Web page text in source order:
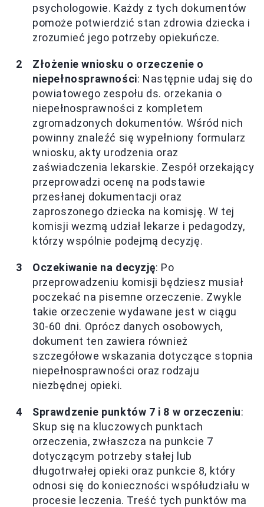
psychologowie. Każdy z tych dokumentów
pomoże potwierdzić stan zdrowia dziecka i
zrozumieć jego potrzeby opiekuńcze.
Złożenie wniosku o orzeczenie o
niepełnosprawności: Następnie udaj się do
powiatowego zespołu ds. orzekania o
niepełnosprawności z kompletem
zgromadzonych dokumentów. Wśród nich
powinny znaleźć się wypełniony formularz
wniosku, akty urodzenia oraz
zaświadczenia lekarskie. Zespół orzekający
przeprowadzi ocenę na podstawie
przesłanej dokumentacji oraz
zaproszonego dziecka na komisję. W tej
komisji wezmą udział lekarze i pedagodzy,
którzy wspólnie podejmą decyzję.
Oczekiwanie na decyzję: Po
przeprowadzeniu komisji będziesz musiał
poczekać na pisemne orzeczenie. Zwykle
takie orzeczenie wydawane jest w ciągu
30-60 dni. Oprócz danych osobowych,
dokument ten zawiera również
szczegółowe wskazania dotyczące stopnia
niepełnosprawności oraz rodzaju
niezbędnej opieki.
Sprawdzenie punktów 7 i 8 w orzeczeniu:
Skup się na kluczowych punktach
orzeczenia, zwłaszcza na punkcie 7
dotyczącym potrzeby stałej lub
długotrwałej opieki oraz punkcie 8, który
odnosi się do konieczności współudziału w
procesie leczenia. Treść tych punktów ma